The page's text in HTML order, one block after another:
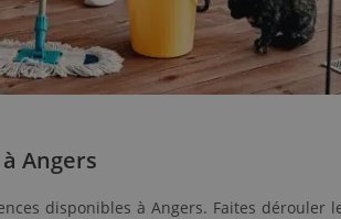
Angers
disponibles à Angers. Faites dérouler